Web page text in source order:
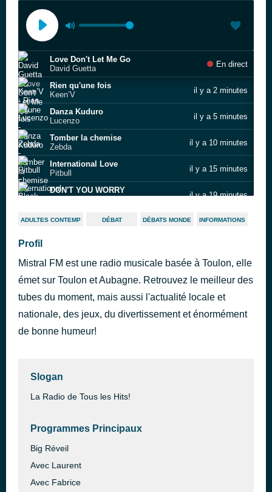
Love Don't Let Me Go
David Guetta
En direct
Rien qu'une fois
Keen’V
il y a 2 minutes
Danza Kuduro
Lucenzo
il y a 5 minutes
Tomber la chemise
Zebda
il y a 10 minutes
International Love
Pitbull
il y a 15 minutes
DON'T YOU WORRY
il y a 19 minutes
Amazing
il y a 23 minutes
Let Me Blow Ya Mind
Eve, Gwen Stefani
Rayon de soleil
William Baldé
il y a 36 minutes
ADULTES CONTEMP DÉBAT DÉBATS MONDE INFORMATIONS
Profil
Mistral FM est une radio musicale basée à Toulon, elle
émet sur Toulon et Aubagne. Retrouvez le meilleur des
tubes du moment, mais aussi l'actualité locale et
nationale, des jeux, du divertissement et énormément
de bonne humeur!
Slogan
La Radio de Tous les Hits!
Programmes Principaux
Big Réveil
Avec Laurent
Avec Fabrice